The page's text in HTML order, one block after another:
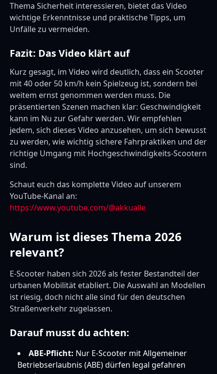
Thema Sicherheit interessieren, bietet das Video
wichtige Erkenntnisse und praktische Tipps, um
Unfälle zu vermeiden.
Fazit: Das Video klärt auf
Kurz gesagt, im Video wird deutlich, dass ein Scooter
mit 40 oder 50 km/h kein Spielzeug ist, sondern bei
weitem ernst genommen werden muss. Die
präsentierten Szenen machen klar: Geschwindigkeit
kann im Nu zur Gefahr werden. Wir empfehlen
jedem, sich dieses Video anzusehen, um sich bewusst
zu werden, wie wichtig sichere Fahrpraktiken und der
richtige Umgang mit Hochgeschwindigkeits-Scootern
sind.
Schaut euch das komplette Video auf unserem
YouTube-Kanal an:
https://www.youtube.com/@akkualle
Warum ist dieses Thema 2026
relevant?
E-Scooter haben sich 2026 als fester Bestandteil der
urbanen Mobilität etabliert. Die Auswahl an Modellen
ist riesig, doch nicht alle sind für den deutschen
Straßenverkehr zugelassen.
Darauf musst du achten:
ABE-Pflicht: Nur E-Scooter mit Allgemeiner
Betriebserlaubnis (ABE) dürfen legal gefahren